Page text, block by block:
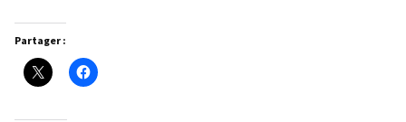
Partager :